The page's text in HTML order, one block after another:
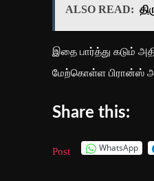
ALSO READ:
இதை பார்த்து கடும்
மேற்கொள்ள பிரான்ஸ்
Share this:
Post WhatsApp